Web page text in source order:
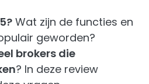
Wat zijn de functies en
geworden?
brokers die
? In deze review